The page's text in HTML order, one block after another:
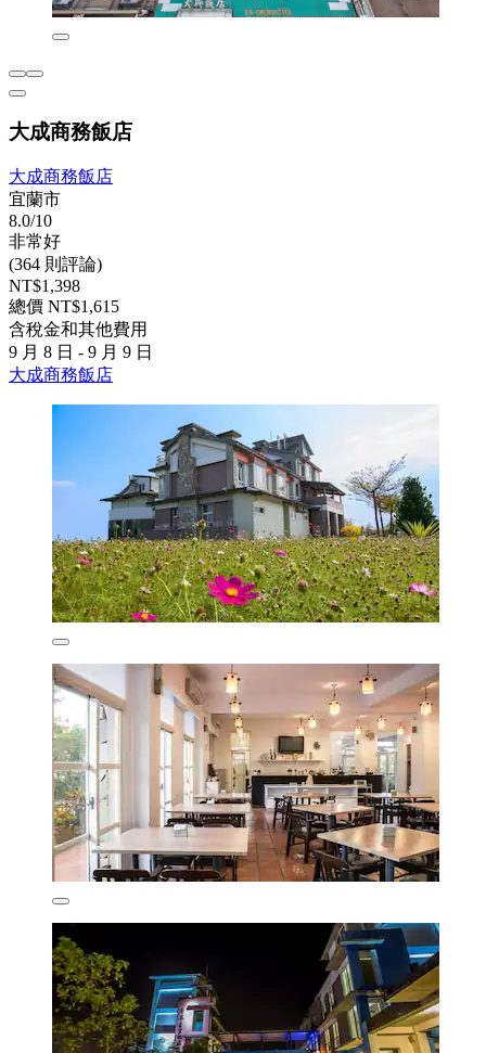
大成商務飯店
大成商務飯店
宜蘭市
8.0/10
非常好
(364 則評論)
NT$1,398
總價 NT$1,615
含稅金和其他費用
9 月 8 日 - 9 月 9 日
大成商務飯店